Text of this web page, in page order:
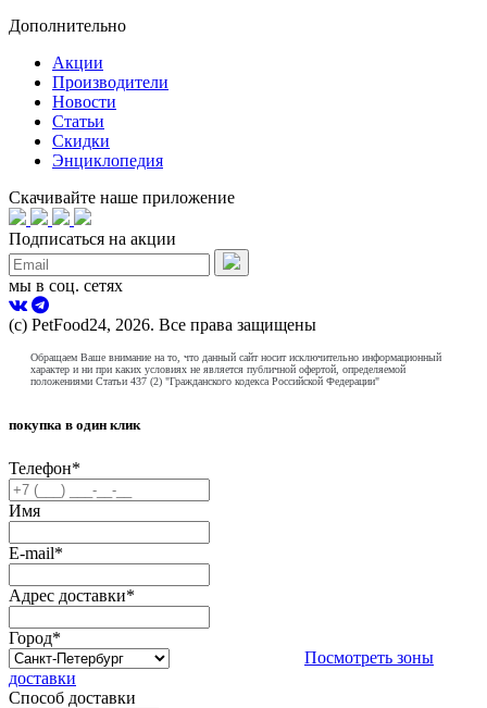
Дополнительно
Акции
Производители
Новости
Статьи
Скидки
Энциклопедия
Скачивайте наше приложение
Подписаться на акции
мы в соц. сетях
(с) PetFood24, 2026. Все права защищены
Обращаем Ваше внимание на то, что данный сайт носит исключительно информационный
характер и ни при каких условиях не является публичной офертой, определяемой
положениями Статьи 437 (2) "Гражданского кодекса Российской Федерации"
покупка в один клик
Телефон*
Имя
E-mail*
Адрес доставки*
Город*
Посмотреть зоны
доставки
Способ доставки